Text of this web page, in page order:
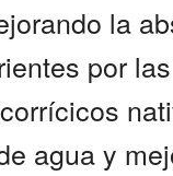
la
por
agua y